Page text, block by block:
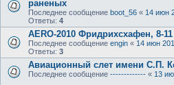
раненых
Последнее сообщение boot_56 « 14 июн
Ответы: 4
AERO-2010 Фридрихсхафен, 8-
Последнее сообщение engin « 14 июн
Ответы: 3
Авиационный слет имени С.П.
Последнее сообщение ------------- « 13